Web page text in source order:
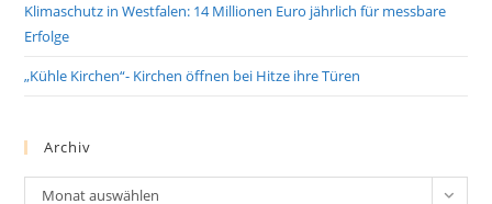
Klimaschutz in Westfalen: 14 Millionen Euro jährlich für messbare
Erfolge
„Kühle Kirchen“- Kirchen öffnen bei Hitze ihre Türen
Archiv
Archiv
Monat auswählen